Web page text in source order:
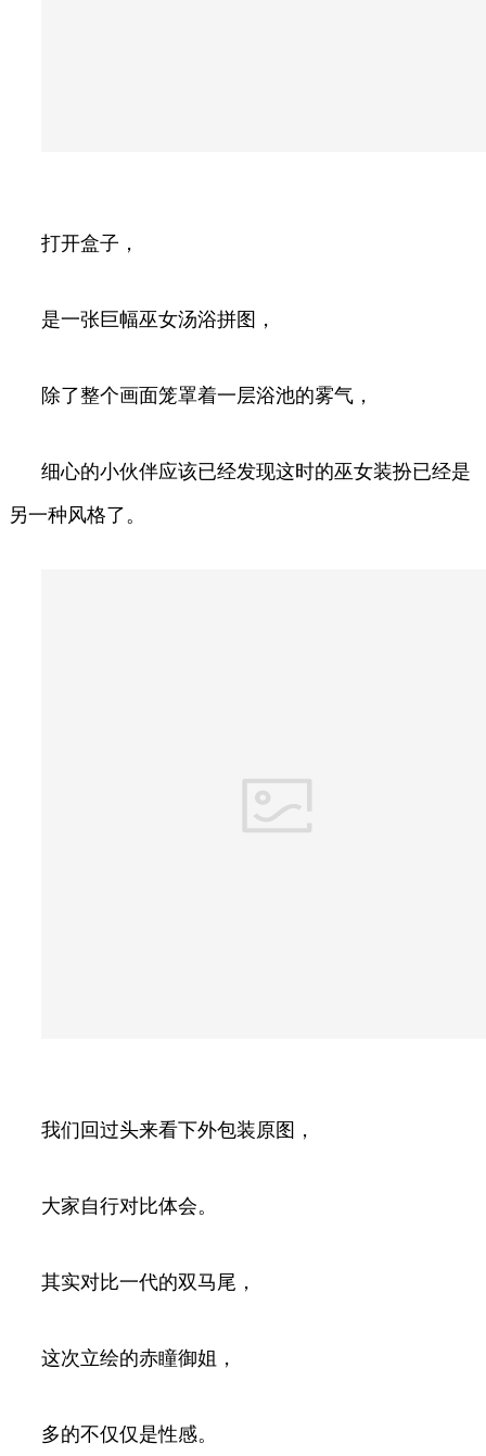
打开盒子，
是一张巨幅巫女汤浴拼图，
除了整个画面笼罩着一层浴池的雾气，
细心的小伙伴应该已经发现这时的巫女装扮已经是
另一种风格了。
我们回过头来看下外包装原图，
大家自行对比体会。
其实对比一代的双马尾，
这次立绘的赤瞳御姐，
多的不仅仅是性感。